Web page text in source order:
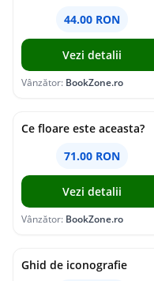
44.00 RON
Vezi detalii
Vânzător: BookZone.ro
Ce floare este aceasta?
71.00 RON
Vezi detalii
Vânzător: BookZone.ro
Ghid de iconografie